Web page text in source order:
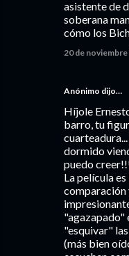
asistente de
soberana
cómo los
20 de noviembre
Anónimo dijo…
Híjole
barro, tu
dormido
puedo
La película
comparación
"agazapado"
"esquivar"
(más bien